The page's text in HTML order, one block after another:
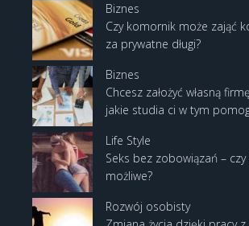
Biznes
Czy komornik może zająć
za prywatne długi?
Biznes
Chcesz założyć własną
jakie studia ci w tym
Life Style
Seks bez zobowiązań –
możliwe?
Rozwój osobisty